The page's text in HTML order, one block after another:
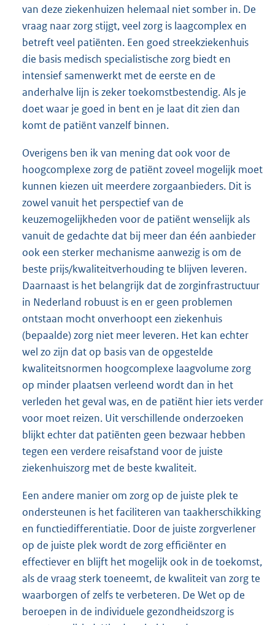
van deze ziekenhuizen helemaal niet somber in. De
vraag naar zorg stijgt, veel zorg is laagcomplex en
betreft veel patiënten. Een goed streekziekenhuis
die basis medisch specialistische zorg biedt en
intensief samenwerkt met de eerste en de
anderhalve lijn is zeker toekomstbestendig. Als je
doet waar je goed in bent en je laat dit zien dan
komt de patiënt vanzelf binnen.
Overigens ben ik van mening dat ook voor de
hoogcomplexe zorg de patiënt zoveel mogelijk moet
kunnen kiezen uit meerdere zorgaanbieders. Dit is
zowel vanuit het perspectief van de
keuzemogelijkheden voor de patiënt wenselijk als
vanuit de gedachte dat bij meer dan één aanbieder
ook een sterker mechanisme aanwezig is om de
beste prijs/kwaliteitverhouding te blijven leveren.
Daarnaast is het belangrijk dat de zorginfrastructuur
in Nederland robuust is en er geen problemen
ontstaan mocht onverhoopt een ziekenhuis
(bepaalde) zorg niet meer leveren. Het kan echter
wel zo zijn dat op basis van de opgestelde
kwaliteitsnormen hoogcomplexe laagvolume zorg
op minder plaatsen verleend wordt dan in het
verleden het geval was, en de patiënt hier iets verder
voor moet reizen. Uit verschillende onderzoeken
blijkt echter dat patiënten geen bezwaar hebben
tegen een verdere reisafstand voor de juiste
ziekenhuiszorg met de beste kwaliteit.
Een andere manier om zorg op de juiste plek te
ondersteunen is het faciliteren van taakherschikking
en functiedifferentiatie. Door de juiste zorgverlener
op de juiste plek wordt de zorg efficiënter en
effectiever en blijft het mogelijk ook in de toekomst,
als de vraag sterk toeneemt, de kwaliteit van zorg te
waarborgen of zelfs te verbeteren. De Wet op de
beroepen in de individuele gezondheidszorg is